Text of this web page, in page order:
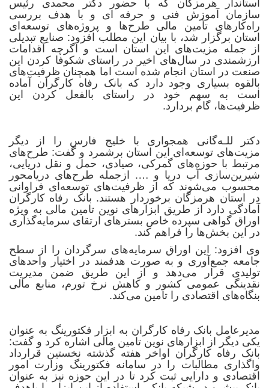
استاندار هرمزگان که با حضور دکتر محمدی رئیس
سازمان آموزش فنی و حرفه ای و با هدف بررسی
راه‌کارهای تأمین مالی طرح‌ها و پروژه‌های توسعه‌ای
استان برگزار شد، با بیان این مطلب افزود: صنایع تبدیلی
از جمله مزیت‌های این استان است و اگرچه اقدامات
ارزشمندی در سال‌های اخیر در راستای شکوفا کردن این
صنعت در استان انجام شده است اما همچنان ظرفیت‌های
بالقوه‌ بسیاری وجود دارد که بانک رفاه کارگران آماده
است به سهم خود در راستای بالفعل کردن این
ظرفیت‌ها، گام بردارد.
دکتر للـه‌گانی همجواری با خلیج فارس را از دیگر
مزیت‌های توسعه‌ای این استان برشمرد و گفت: طرح‌های
مرتبط با حوزه‌های گمرکی، صیادی، حمل و نقل دریایی،
شیرین‌سازی آب دریا و …. ازجمله طرح‌های دریامحور
محسوب می‌شوند که از ظرفیت‌های توسعه‌ای فراوانی
در استان هرمزگان برخوردار هستند. بانک رفاه کارگران
آمادگی دارد از طریق ابزارهای نوین تامین مالی به ویژه
اوراق گواهی سپرده خاص بسترهای ارتقای سرمایه‌گذاری
در این بخش‌ها را فراهم کند.
وی افزود: این اوراق سرمایه‌های سرگردان را از سطح
جامعه جمع‌آوری و به صورت هدفمند در اختیار واحدهای
تولیدی قرار می‌دهد و از این طریق ضمن مدیریت
نقدینگی عمومی کشور و کاهش نرخ تورم، منابع مالی
بنگاه‌های اقتصادی را تامین می‌کند.
مدیرعامل بانک رفاه کارگران به ابزار فکتورینگ به عنوان
یکی دیگر از ابزارهای نوین تامین مالی اشاره کرد و گفت:
بانک رفاه کارگران اواخر هفته گذشته نخستین قرارداد
واگذاری مطالبات را در سامانه فکتورینگ وزارت امور
اقتصادی و دارایی ثبت کرد تا در این حوزه نیز به عنوان